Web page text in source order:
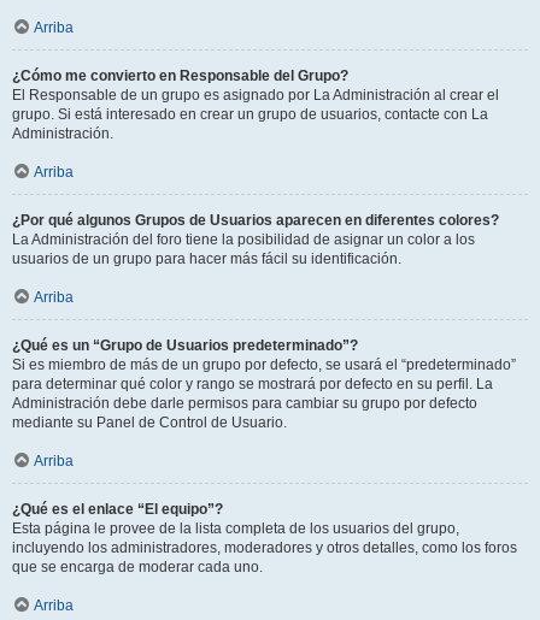
Arriba
¿Cómo me convierto en Responsable del Grupo?
El Responsable de un grupo es asignado por La Administración al crear el
grupo. Si está interesado en crear un grupo de usuarios, contacte con La
Administración.
Arriba
¿Por qué algunos Grupos de Usuarios aparecen en diferentes colores?
La Administración del foro tiene la posibilidad de asignar un color a los
usuarios de un grupo para hacer más fácil su identificación.
Arriba
¿Qué es un “Grupo de Usuarios predeterminado”?
Si es miembro de más de un grupo por defecto, se usará el “predeterminado”
para determinar qué color y rango se mostrará por defecto en su perfil. La
Administración debe darle permisos para cambiar su grupo por defecto
mediante su Panel de Control de Usuario.
Arriba
¿Qué es el enlace “El equipo”?
Esta página le provee de la lista completa de los usuarios del grupo,
incluyendo los administradores, moderadores y otros detalles, como los foros
que se encarga de moderar cada uno.
Arriba